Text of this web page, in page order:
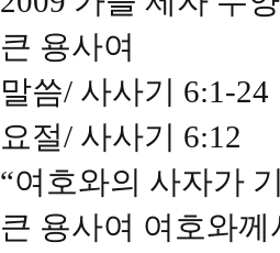
큰 용사여
말씀/ 사사기 6:1-24
요절/ 사사기 6:12
“여호와의 사자가
큰 용사여 여호와